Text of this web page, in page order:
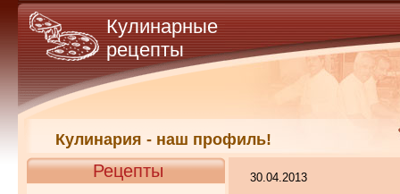
Кулинария - наш профиль!
Кулинарные
рецепты
Рецепты 30.04.2013